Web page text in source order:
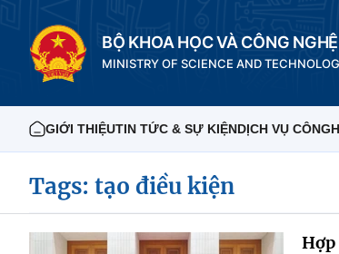
BỘ KHOA HỌC VÀ CÔNG NGHỆ
MINISTRY OF SCIENCE AND
GIỚI THIỆUTIN TỨC & SỰ KIỆNDỊCH VỤ CÔNG
Tags: tạo điều kiện
Hợp